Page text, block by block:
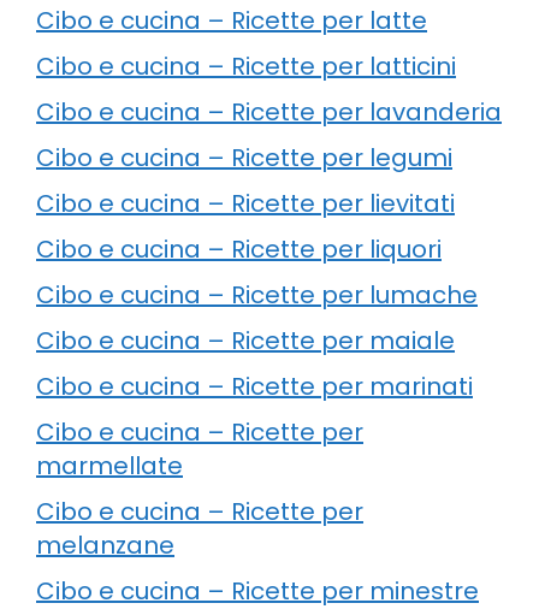
Cibo e cucina – Ricette per latte
Cibo e cucina – Ricette per latticini
Cibo e cucina – Ricette per lavanderia
Cibo e cucina – Ricette per legumi
Cibo e cucina – Ricette per lievitati
Cibo e cucina – Ricette per liquori
Cibo e cucina – Ricette per lumache
Cibo e cucina – Ricette per maiale
Cibo e cucina – Ricette per marinati
Cibo e cucina – Ricette per
marmellate
Cibo e cucina – Ricette per
melanzane
Cibo e cucina – Ricette per minestre